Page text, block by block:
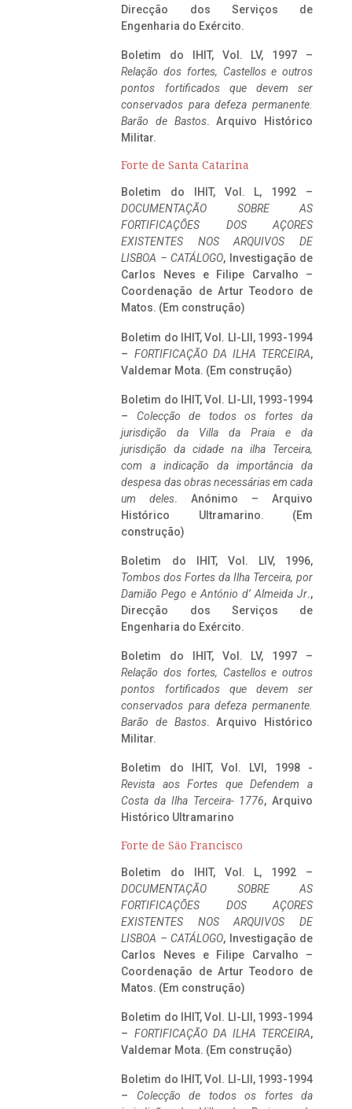
Direcção dos Serviços de
Engenharia do Exército.
Boletim do IHIT, Vol. LV, 1997 –
Relação dos fortes, Castellos e outros
pontos fortificados que devem ser
conservados para defeza permanente.
Barão de Bastos. Arquivo Histórico
Militar.
Forte de Santa Catarina
Boletim do IHIT, Vol. L, 1992 –
DOCUMENTAÇÃO SOBRE AS
FORTIFICAÇÕES DOS AÇORES
EXISTENTES NOS ARQUIVOS DE
LISBOA – CATÁLOGO, Investigação de
Carlos Neves e Filipe Carvalho –
Coordenação de Artur Teodoro de
Matos. (Em construção)
Boletim do IHIT, Vol. LI-LII, 1993-1994
– FORTIFICAÇÃO DA ILHA TERCEIRA,
Valdemar Mota. (Em construção)
Boletim do IHIT, Vol. LI-LII, 1993-1994
– Colecção de todos os fortes da
jurisdição da Villa da Praia e da
jurisdição da cidade na ilha Terceira,
com a indicação da importância da
despesa das obras necessárias em cada
um deles. Anónimo – Arquivo
Histórico Ultramarino. (Em
construção)
Boletim do IHIT, Vol. LIV, 1996,
Tombos dos Fortes da Ilha Terceira, por
Damião Pego e António d’ Almeida Jr.,
Direcção dos Serviços de
Engenharia do Exército.
Boletim do IHIT, Vol. LV, 1997 –
Relação dos fortes, Castellos e outros
pontos fortificados que devem ser
conservados para defeza permanente.
Barão de Bastos. Arquivo Histórico
Militar.
Boletim do IHIT, Vol. LVI, 1998 -
Revista aos Fortes que Defendem a
Costa da Ilha Terceira- 1776, Arquivo
Histórico Ultramarino
Forte de São Francisco
Boletim do IHIT, Vol. L, 1992 –
DOCUMENTAÇÃO SOBRE AS
FORTIFICAÇÕES DOS AÇORES
EXISTENTES NOS ARQUIVOS DE
LISBOA – CATÁLOGO, Investigação de
Carlos Neves e Filipe Carvalho –
Coordenação de Artur Teodoro de
Matos. (Em construção)
Boletim do IHIT, Vol. LI-LII, 1993-1994
– FORTIFICAÇÃO DA ILHA TERCEIRA,
Valdemar Mota. (Em construção)
Boletim do IHIT, Vol. LI-LII, 1993-1994
– Colecção de todos os fortes da